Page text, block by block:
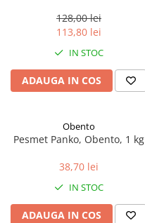
sferice, 200 g
128,00 lei
113,80 lei
IN STOC
ADAUGA IN COS
Obento
Pesmet Panko, Obento, 1 kg
38,70 lei
IN STOC
ADAUGA IN COS